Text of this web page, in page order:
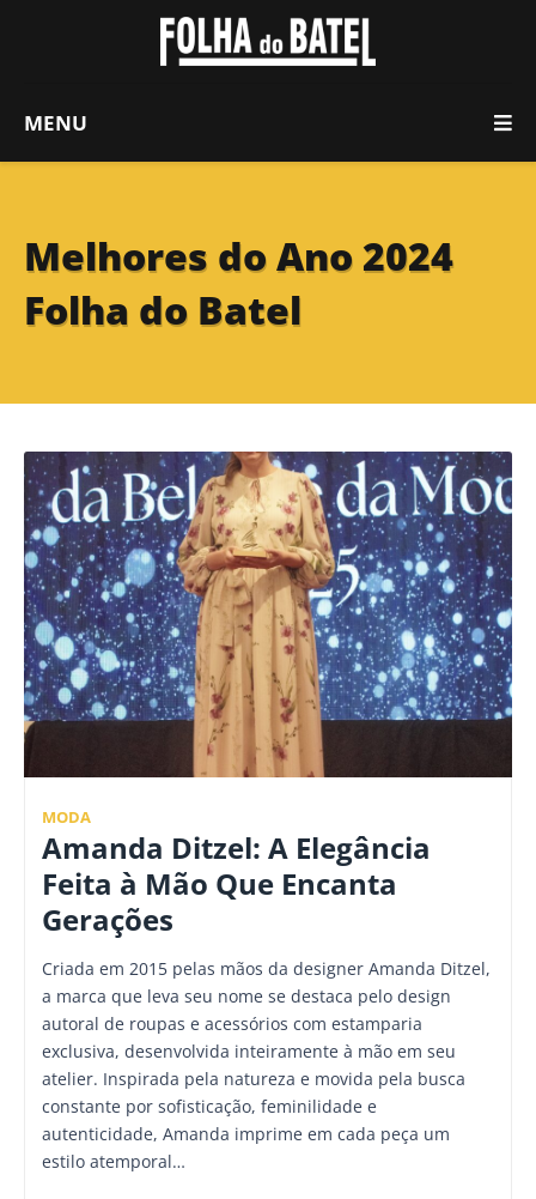
MENU
Melhores do Ano 2024
Folha do Batel
MODA
Amanda Ditzel: A Elegância
Feita à Mão Que Encanta
Gerações
Criada em 2015 pelas mãos da designer Amanda Ditzel,
a marca que leva seu nome se destaca pelo design
autoral de roupas e acessórios com estamparia
exclusiva, desenvolvida inteiramente à mão em seu
atelier. Inspirada pela natureza e movida pela busca
constante por sofisticação, feminilidade e
autenticidade, Amanda imprime em cada peça um
estilo atemporal…